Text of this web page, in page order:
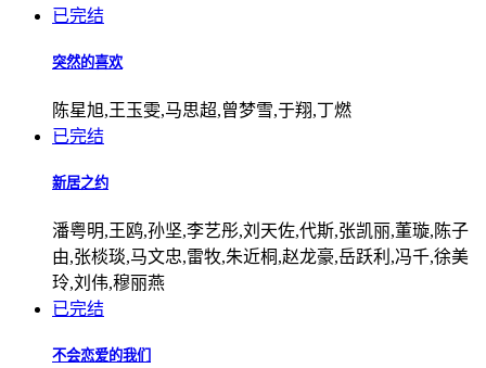
已完结
突然的喜欢
陈星旭,王玉雯,马思超,曾梦雪,于翔,丁燃
已完结
新居之约
潘粤明,王鸥,孙坚,李艺彤,刘天佐,代斯,张凯丽,董璇,陈子
由,张棪琰,马文忠,雷牧,朱近桐,赵龙豪,岳跃利,冯千,徐美
玲,刘伟,穆丽燕
已完结
不会恋爱的我们